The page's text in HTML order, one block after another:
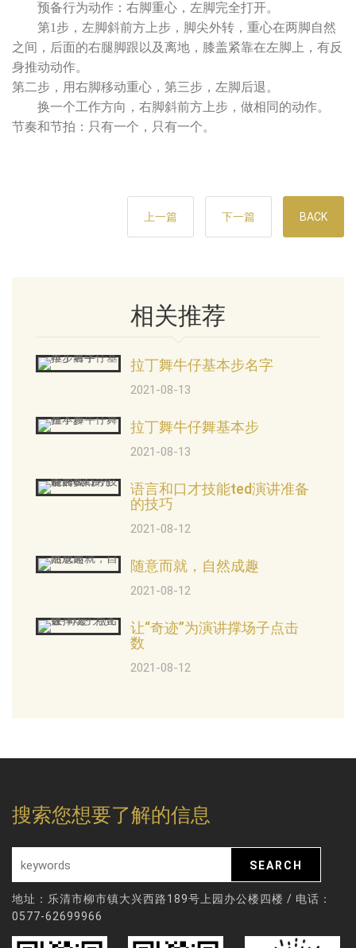
预备行为动作：右脚重心，左脚完全打开。
第1步，左脚斜前方上步，脚尖外转，重心在两脚自然
之间，后面的右腿脚跟以及离地，膝盖紧靠在左脚上，有反
身推动动作。
第二步，用右脚移动重心，第三步，左脚后退。
换一个工作方向，右脚斜前方上步，做相同的动作。
节奏和节拍：只有一个，只有一个。
上一篇 下一篇 BACK
相关推荐
拉丁舞牛仔基本步名字
2021-08-13
拉丁舞牛仔舞基本步
2021-08-13
语言和口才技能ted演讲准备
的技巧
2021-08-12
随意而就，自然成趣
2021-08-12
让“奇迹”为演讲撑场子点击
数
2021-08-12
搜索您想要了解的信息
地址：乐清市柳市镇大兴西路189号上园办公楼四楼 / 电话：
0577-62699966